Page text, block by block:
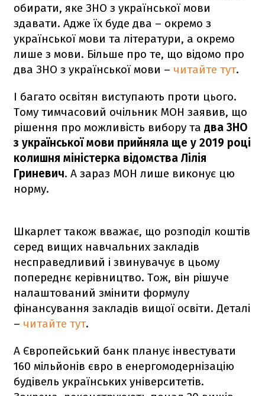
обирати, яке ЗНО з української мови
здавати. Адже їх буде два – окремо з
української мови та літератури, а окремо
лише з мови. Більше про те, що відомо про
два ЗНО з української мови – читайте тут.
І багато освітян виступають проти цього.
Тому тимчасовий очільник МОН заявив, що
рішення про можливість вибору та два ЗНО
з української мови прийняла ще у 2019 році
колишня міністерка відомства Лілія
Гриневич. А зараз МОН лише виконує цю
норму.
Шкарлет також вважає, що розподіл коштів
серед вищих навчальних закладів
несправедливий і звинувачує в цьому
попереднє керівництво. Тож, він рішуче
налаштований змінити формулу
фінансування закладів вищої освіти. Деталі
– читайте тут.
А Європейський банк планує інвестувати
160 мільйонів євро в енергомодернізацію
будівель українських університетів.